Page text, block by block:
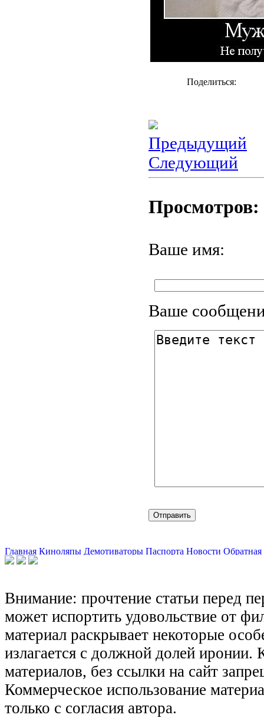
Поделиться:
Предыдущий
Следующий
Просмотров:
Ваше имя:
Ваше
Главная Киноляпы Демотиваторы Паспорта Новости Обратная
Внимание: прочтение статьи перед
может испортить удовольствие от
материал раскрывает некоторые
излагается с должной долей иронии.
материалов, без ссылки на сайт
Коммерческое использование
только с согласия автора.